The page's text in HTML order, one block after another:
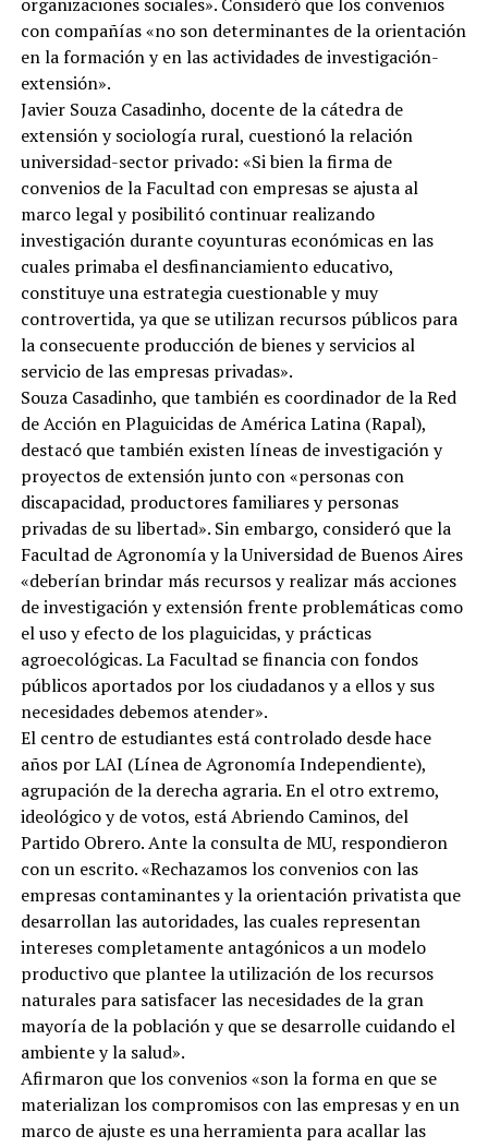
con compañías «no son determinantes de la orientación
en la formación y en las actividades de investigación-
extensión».
Javier Souza Casadinho, docente de la cátedra de
extensión y sociología rural, cuestionó la relación
universidad-sector privado: «Si bien la firma de
convenios de la Facultad con empresas se ajusta al
marco legal y posibilitó continuar realizando
investigación durante coyunturas económicas en las
cuales primaba el desfinanciamiento educativo,
constituye una estrategia cuestionable y muy
controvertida, ya que se utilizan recursos públicos para
la consecuente producción de bienes y servicios al
servicio de las empresas privadas».
Souza Casadinho, que también es coordinador de la Red
de Acción en Plaguicidas de América Latina (Rapal),
destacó que también existen líneas de investigación y
proyectos de extensión junto con «personas con
discapacidad, productores familiares y personas
privadas de su libertad». Sin embargo, consideró que la
Facultad de Agronomía y la Universidad de Buenos Aires
«deberían brindar más recursos y realizar más acciones
de investigación y extensión frente problemáticas como
el uso y efecto de los plaguicidas, y prácticas
agroecológicas. La Facultad se financia con fondos
públicos aportados por los ciudadanos y a ellos y sus
necesidades debemos atender».
El centro de estudiantes está controlado desde hace
años por LAI (Línea de Agronomía Independiente),
agrupación de la derecha agraria. En el otro extremo,
ideológico y de votos, está Abriendo Caminos, del
Partido Obrero. Ante la consulta de MU, respondieron
con un escrito. «Rechazamos los convenios con las
empresas contaminantes y la orientación privatista que
desarrollan las autoridades, las cuales representan
intereses completamente antagónicos a un modelo
productivo que plantee la utilización de los recursos
naturales para satisfacer las necesidades de la gran
mayoría de la población y que se desarrolle cuidando el
ambiente y la salud».
Afirmaron que los convenios «son la forma en que se
materializan los compromisos con las empresas y en un
marco de ajuste es una herramienta para acallar las